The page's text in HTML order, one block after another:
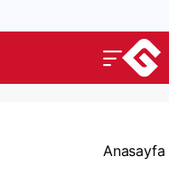
Anasayfa